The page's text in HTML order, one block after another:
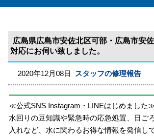
広島県広島市安佐北区可部・広島市安
対応にお伺い致しました。
2020年12月08日 スタッフの修理報告
≪公式SNS Instagram・LINEはじめました
水回りの豆知識や緊急時の応急処置、日ご
入れなど、水に関わるお得な情報を発信し